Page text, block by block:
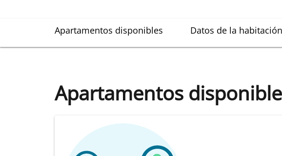
Apartamentos disponibles Datos de la habitación
Apartamentos